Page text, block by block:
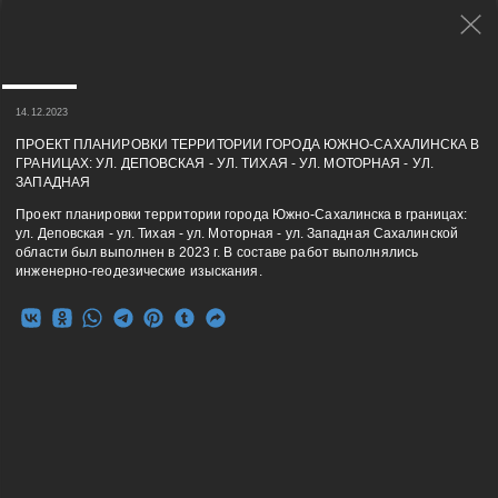
14.12.2023
ПРОЕКТ ПЛАНИРОВКИ ТЕРРИТОРИИ ГОРОДА ЮЖНО-САХАЛИНСКА В
ГРАНИЦАХ: УЛ. ДЕПОВСКАЯ - УЛ. ТИХАЯ - УЛ. МОТОРНАЯ - УЛ.
ЗАПАДНАЯ
Проект планировки территории города Южно-Сахалинска в границах:
ул. Деповская - ул. Тихая - ул. Моторная - ул. Западная Сахалинской
области был выполнен в 2023 г. В составе работ выполнялись
инженерно-геодезические изыскания.